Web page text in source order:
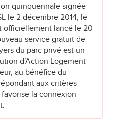
quinquennale signée
le 2 décembre 2014, le
officiellement lancé le 20
service gratuit de
du parc privé est un
d’Action Logement
au bénéfice du
aux critères
la connexion